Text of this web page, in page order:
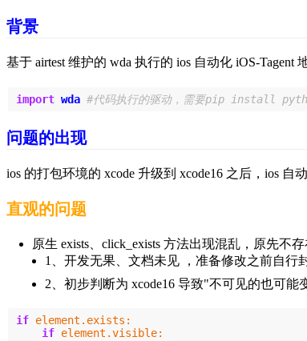
背景
基于 airtest 维护的 wda 执行的 ios 自动化 iOS-Tagent
import wda
问题的出现
ios 的打包环境的 xcode 升级到 xcode16 之后，ios 自
直观的问题
原生 exists、click_exists 方法出现混乱，原先
1、开发无果、文档未见 ，准备修改之前自行
2、初步判断为 xcode16 导致"不可见的也可能
if element . exists :
if element .visible: